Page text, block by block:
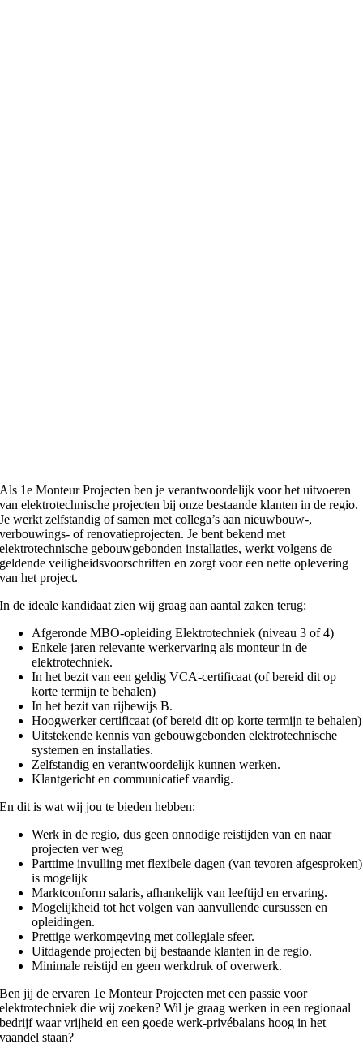
Als 1e Monteur Projecten ben je verantwoordelijk voor het uitvoeren
van elektrotechnische projecten bij onze bestaande klanten in de regio.
Je werkt zelfstandig of samen met collega’s aan nieuwbouw-,
verbouwings- of renovatieprojecten. Je bent bekend met
elektrotechnische gebouwgebonden installaties, werkt volgens de
geldende veiligheidsvoorschriften en zorgt voor een nette oplevering
van het project.
In de ideale kandidaat zien wij graag aan aantal zaken terug:
Afgeronde MBO-opleiding Elektrotechniek (niveau 3 of 4)
Enkele jaren relevante werkervaring als monteur in de
elektrotechniek.
In het bezit van een geldig VCA-certificaat (of bereid dit op
korte termijn te behalen)
In het bezit van rijbewijs B.
Hoogwerker certificaat (of bereid dit op korte termijn te behalen)
Uitstekende kennis van gebouwgebonden elektrotechnische
systemen en installaties.
Zelfstandig en verantwoordelijk kunnen werken.
Klantgericht en communicatief vaardig.
En dit is wat wij jou te bieden hebben:
Werk in de regio, dus geen onnodige reistijden van en naar
projecten ver weg
Parttime invulling met flexibele dagen (van tevoren afgesproken)
is mogelijk
Marktconform salaris, afhankelijk van leeftijd en ervaring.
Mogelijkheid tot het volgen van aanvullende cursussen en
opleidingen.
Prettige werkomgeving met collegiale sfeer.
Uitdagende projecten bij bestaande klanten in de regio.
Minimale reistijd en geen werkdruk of overwerk.
Ben jij de ervaren 1e Monteur Projecten met een passie voor
elektrotechniek die wij zoeken? Wil je graag werken in een regionaal
bedrijf waar vrijheid en een goede werk-privébalans hoog in het
vaandel staan?